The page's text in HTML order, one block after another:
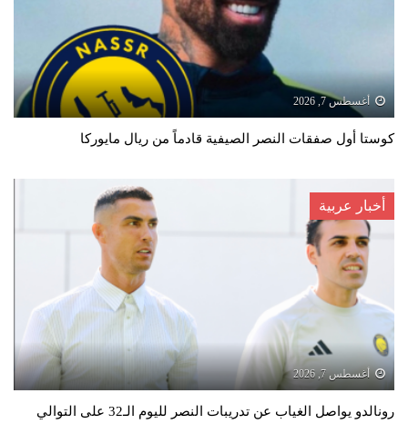
أغسطس 7, 2026
كوستا أول صفقات النصر الصيفية قادماً من ريال مايوركا
أخبار عربية
أغسطس 7, 2026
رونالدو يواصل الغياب عن تدريبات النصر لليوم الـ32 على التوالي